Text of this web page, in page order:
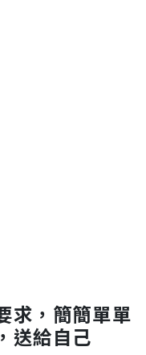
求，簡簡單單
送給自己